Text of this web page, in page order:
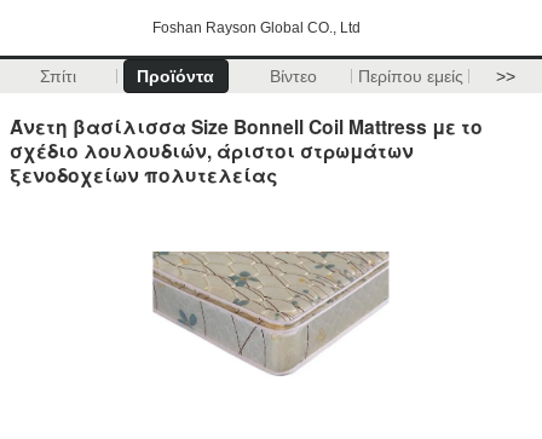
Foshan Rayson Global CO., Ltd
Σπίτι Προϊόντα Βίντεο Περίπου εμείς >>
Άνετη βασίλισσα Size Bonnell Coil Mattress με το
σχέδιο λουλουδιών, άριστοι στρωμάτων
ξενοδοχείων πολυτελείας